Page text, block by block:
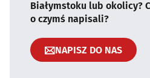
Białymstoku lub okolicy?
o czymś napisali?
NAPISZ DO NAS